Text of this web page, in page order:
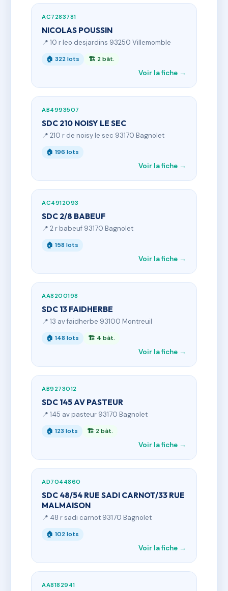
AC7283781
NICOLAS POUSSIN
📍 10 r leo desjardins 93250 Villemomble
🏠 322 lots 🏗 2 bât.
Voir la fiche →
AB4993507
SDC 210 NOISY LE SEC
📍 210 r de noisy le sec 93170 Bagnolet
🏠 196 lots
Voir la fiche →
AC4912093
SDC 2/8 BABEUF
📍 2 r babeuf 93170 Bagnolet
🏠 158 lots
Voir la fiche →
AA8200198
SDC 13 FAIDHERBE
📍 13 av faidherbe 93100 Montreuil
🏠 148 lots 🏗 4 bât.
Voir la fiche →
AB9273012
SDC 145 AV PASTEUR
📍 145 av pasteur 93170 Bagnolet
🏠 123 lots 🏗 2 bât.
Voir la fiche →
AD7044860
SDC 48/54 RUE SADI CARNOT/33 RUE
MALMAISON
📍 48 r sadi carnot 93170 Bagnolet
🏠 102 lots
Voir la fiche →
AA8182941